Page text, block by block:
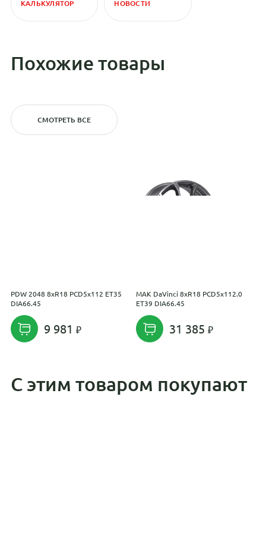
КАЛЬКУЛЯТОР НОВОСТИ
Похожие товары
СМОТРЕТЬ ВСЕ
PDW 2048 8xR18 PCD5x112 ET35
DIA66.45
9 981
MAK DaVinci 8xR18 PCD5x112.0
ET39 DIA66.45
31 385
С этим товаром покупают